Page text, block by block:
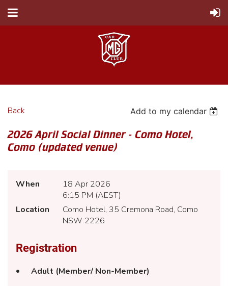
Back Add to my calendar
2026 April Social Dinner - Como Hotel,
Como (updated venue)
When
18 Apr 2026
6:15 PM (AEST)
Location
Como Hotel, 35 Cremona Road, Como
NSW 2226
Registration
Adult (Member/ Non-Member)